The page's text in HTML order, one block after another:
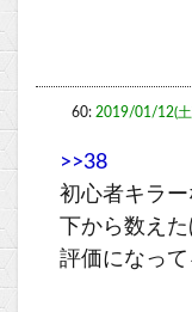
60: 2019/01/12(
>>38
初心者キラ
下から数え
評価になって